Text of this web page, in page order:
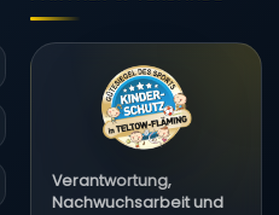
Verantwortung,
Nachwuchsarbeit und